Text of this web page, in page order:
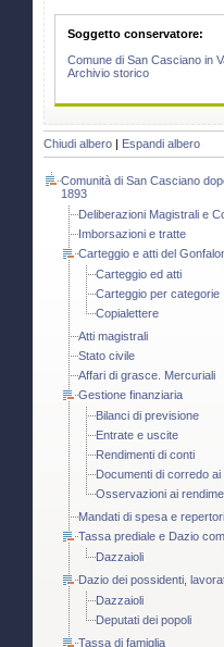
Soggetto conservatore:
Comune di San Casciano in
Archivio storico
Chiudi albero Espandi albero
Comunità di San Casciano
1893
Deliberazioni Magistrali e
Imborsazioni e tratte
Carteggio e atti del
Carteggio ed atti
Carteggio per categorie
Copialettere
Atti magistrali
Stato civile
Affari di grasce. Mercuriali
Gestione finanziaria
Bilanci di previsione
Entrate e uscite
Rendimenti di conti
Documenti di corredo
Osservazioni ai
Mandati di spesa e
Tassa prediale e Dazio
Dazzaioli
Dazio dei possidenti,
Dazzaioli
Deputati dei popoli
Tassa di famiglia